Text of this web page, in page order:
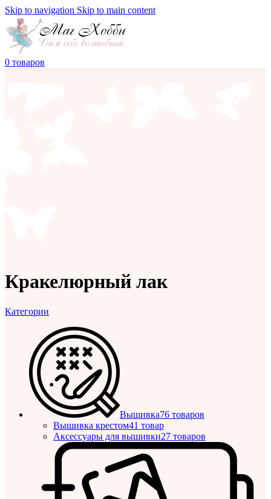
Skip to navigation Skip to main content
0 товаров
Кракелюрный лак
Категории
Вышивка76 товаров
Вышивка крестом41 товар
Аксессуары для вышивки27 товаров